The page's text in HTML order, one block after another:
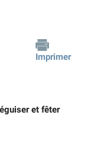
Imprimer
et fêter